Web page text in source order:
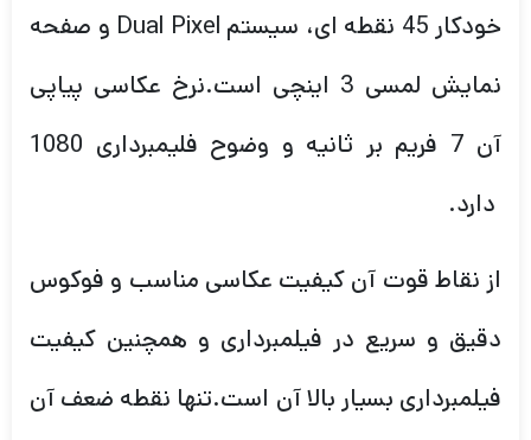
خودکار 45 نقطه ای، سیستم Dual Pixel و صفحه
نمایش لمسی 3 اینچی است.نرخ عکاسی پیاپی
آن 7 فریم بر ثانیه و وضوح فلیمبرداری 1080
دارد.
از نقاط قوت آن کیفیت عکاسی مناسب و فوکوس
دقیق و سریع در فیلمبرداری و همچنین کیفیت
فیلمبرداری بسیار بالا آن است.تنها نقطه ضعف آن